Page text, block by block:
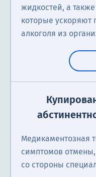
жидкостей, а
которые ускоряют
алкоголя из
Медикаментозная
симптомов
со стороны